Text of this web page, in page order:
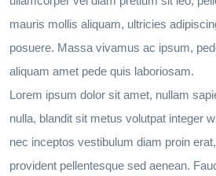
mauris mollis aliquam, ultricies
posuere. Massa vivamus ac ipsum,
aliquam amet pede quis laboriosam.
Lorem ipsum dolor sit amet, nullam
nulla, blandit sit metus volutpat integer
nec inceptos vestibulum diam proin
provident pellentesque sed aenean.